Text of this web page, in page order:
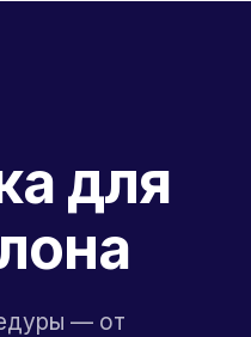
для
— от